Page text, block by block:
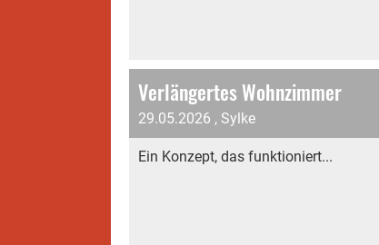
Verlängertes Wohnzimmer
29.05.2026 , Sylke
Ein Konzept, das funktioniert...